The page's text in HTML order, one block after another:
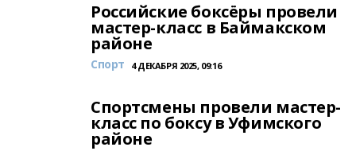
Российские боксёры провели
мастер-класс в Баймакском
районе
Спорт 4 ДЕКАБРЯ 2025, 09:16
Спортсмены провели мастер-
класс по боксу в Уфимского
районе